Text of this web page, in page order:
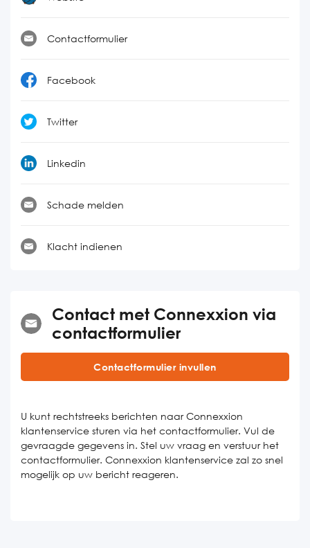
Contactformulier
Facebook
Twitter
Linkedin
Schade melden
Klacht indienen
Contact met Connexxion via
contactformulier
Contactformulier invullen
U kunt rechtstreeks berichten naar Connexxion
klantenservice sturen via het contactformulier. Vul de
gevraagde gegevens in. Stel uw vraag en verstuur het
contactformulier. Connexxion klantenservice zal zo snel
mogelijk op uw bericht reageren.